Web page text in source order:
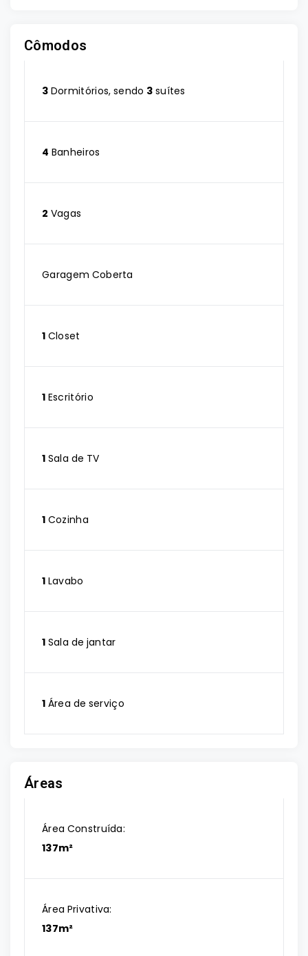
Cômodos
3 Dormitórios, sendo 3 suítes
4 Banheiros
2 Vagas
Garagem Coberta
1 Closet
1 Escritório
1 Sala de TV
1 Cozinha
1 Lavabo
1 Sala de jantar
1 Área de serviço
Áreas
Área Construída:
137m²
Área Privativa:
137m²